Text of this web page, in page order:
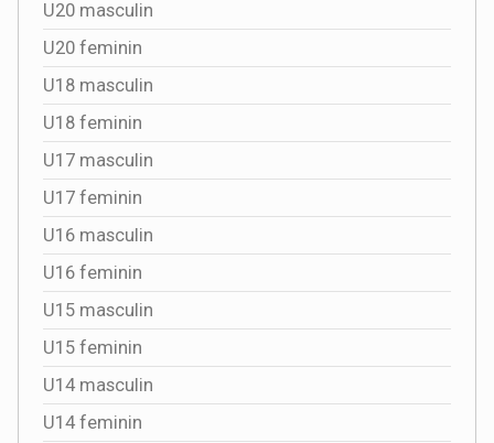
U20 masculin
U20 feminin
U18 masculin
U18 feminin
U17 masculin
U17 feminin
U16 masculin
U16 feminin
U15 masculin
U15 feminin
U14 masculin
U14 feminin